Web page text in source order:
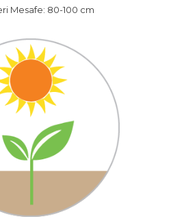
Mesafe: 80-100 cm